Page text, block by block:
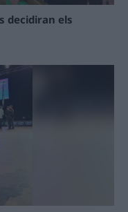
decidiran els